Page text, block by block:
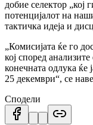
добие селектор „кој
потенцијалот на
тактичка идеја и
„Комисијата ќе го
кој според
конечната одлука ќе
25 декември“, се
Сподели